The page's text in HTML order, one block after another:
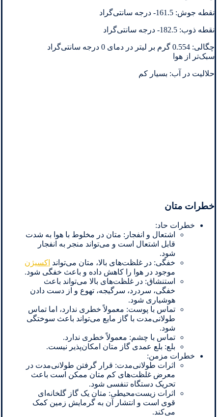
نقطه جوش: 161.5- درجه سانتی‌گراد
نقطه ذوب: 182.5- درجه سانتی‌گراد
چگالی: 0.554 گرم بر لیتر در دمای 0 درجه سانتی‌گراد
سبک‌تر از هوا
حلالیت در آب: بسیار کم
خطرات متان
خطرات حاد:
اشتعال و انفجار: متان در مخلوط با هوا به شدت
قابل اشتعال است و می‌تواند منجر به انفجار
شود.
خفگی: در غلظت‌های بالا، متان می‌تواند اکسیژن
موجود در هوا را کاهش داده و باعث خفگی شود.
استنشاق: در غلظت‌های بالا می‌تواند باعث
خفگی، سردرد، سرگیجه، تهوع و از دست دادن
هوشیاری شود.
تماس با پوست: معمولاً خطری ندارد، اما تماس
طولانی‌مدت با گاز مایع می‌تواند باعث سوختگی
شود.
تماس با چشم: معمولاً خطری ندارد.
بلع: بلع عمدی گاز متان امکان‌پذیر نیست.
خطرات مزمن:
اثرات طولانی‌مدت: قرار گرفتن طولانی‌مدت در
معرض غلظت‌های کم متان ممکن است باعث
تحریک دستگاه تنفسی شود.
اثرات زیست‌محیطی: متان یک گاز گلخانه‌ای
قوی است و انتشار آن به گرمایش زمین کمک
می‌کند.